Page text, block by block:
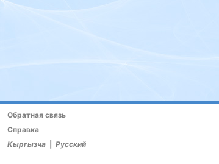
Обратная связь
Справка
Кыргызча
Русский